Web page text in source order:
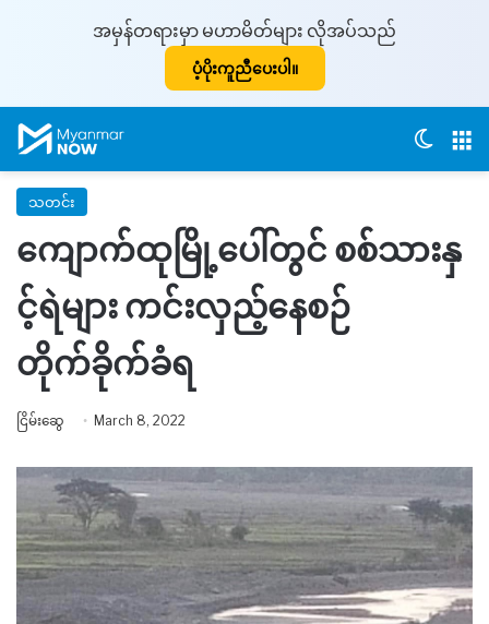
အမှန်တရားမှာ မဟာမိတ်များ လိုအပ်သည်
ပံ့ပိုးကူညီပေးပါ။
သတင်း
ကျောက်ထုမြို့ပေါ်တွင် စစ်သားနှ
င့်ရဲများ ကင်းလှည့်နေစဉ်
တိုက်ခိုက်ခံရ
ငြိမ်းဆွေ March 8, 2022